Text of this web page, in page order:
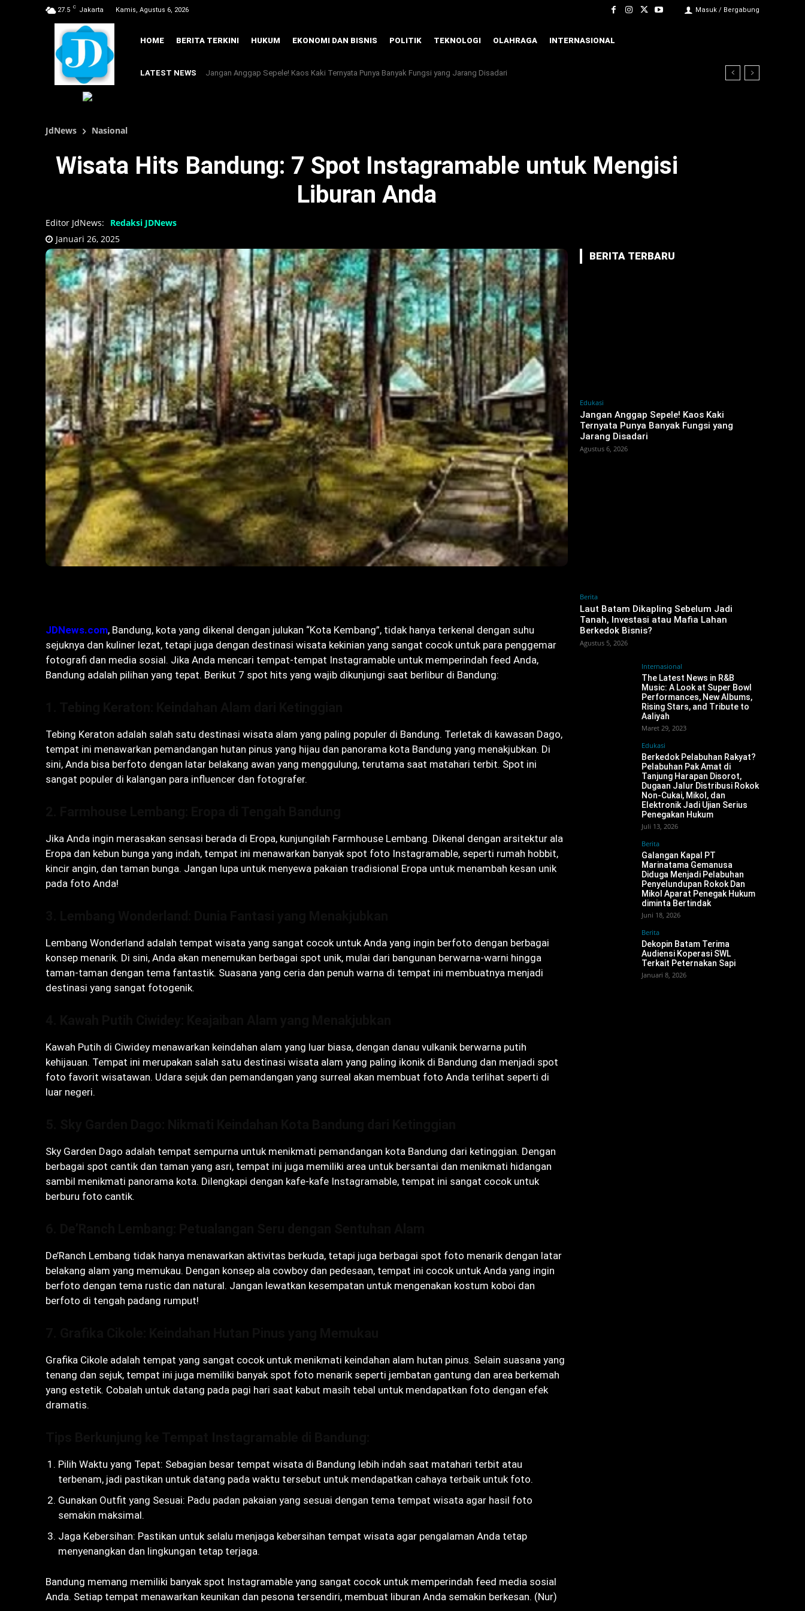
27.5 C Jakarta Kamis, Agustus 6, 2026 Masuk / Bergabung
HOME BERITA TERKINI HUKUM EKONOMI DAN BISNIS POLITIK TEKNOLOGI OLAHRAGA INTERNASIONAL
LATEST NEWS Jangan Anggap Sepele! Kaos Kaki Ternyata Punya Banyak Fungsi yang Jarang Disadari
JdNews Nasional
Wisata Hits Bandung: 7 Spot Instagramable untuk Mengisi
Liburan Anda
Editor JdNews:
Redaksi JDNews
Januari 26, 2025
JDNews.com, Bandung, kota yang dikenal dengan julukan “Kota Kembang”, tidak hanya terkenal dengan suhu
sejuknya dan kuliner lezat, tetapi juga dengan destinasi wisata kekinian yang sangat cocok untuk para penggemar
fotografi dan media sosial. Jika Anda mencari tempat-tempat Instagramable untuk memperindah feed Anda,
Bandung adalah pilihan yang tepat. Berikut 7 spot hits yang wajib dikunjungi saat berlibur di Bandung:
Tebing Keraton adalah salah satu destinasi wisata alam yang paling populer di Bandung. Terletak di kawasan Dago,
tempat ini menawarkan pemandangan hutan pinus yang hijau dan panorama kota Bandung yang menakjubkan. Di
sini, Anda bisa berfoto dengan latar belakang awan yang menggulung, terutama saat matahari terbit. Spot ini
sangat populer di kalangan para influencer dan fotografer.
Jika Anda ingin merasakan sensasi berada di Eropa, kunjungilah Farmhouse Lembang. Dikenal dengan arsitektur ala
Eropa dan kebun bunga yang indah, tempat ini menawarkan banyak spot foto Instagramable, seperti rumah hobbit,
kincir angin, dan taman bunga. Jangan lupa untuk menyewa pakaian tradisional Eropa untuk menambah kesan unik
pada foto Anda!
Lembang Wonderland adalah tempat wisata yang sangat cocok untuk Anda yang ingin berfoto dengan berbagai
konsep menarik. Di sini, Anda akan menemukan berbagai spot unik, mulai dari bangunan berwarna-warni hingga
taman-taman dengan tema fantastik. Suasana yang ceria dan penuh warna di tempat ini membuatnya menjadi
destinasi yang sangat fotogenik.
Kawah Putih di Ciwidey menawarkan keindahan alam yang luar biasa, dengan danau vulkanik berwarna putih
kehijauan. Tempat ini merupakan salah satu destinasi wisata alam yang paling ikonik di Bandung dan menjadi spot
foto favorit wisatawan. Udara sejuk dan pemandangan yang surreal akan membuat foto Anda terlihat seperti di
luar negeri.
Sky Garden Dago adalah tempat sempurna untuk menikmati pemandangan kota Bandung dari ketinggian. Dengan
berbagai spot cantik dan taman yang asri, tempat ini juga memiliki area untuk bersantai dan menikmati hidangan
sambil menikmati panorama kota. Dilengkapi dengan kafe-kafe Instagramable, tempat ini sangat cocok untuk
berburu foto cantik.
De’Ranch Lembang tidak hanya menawarkan aktivitas berkuda, tetapi juga berbagai spot foto menarik dengan latar
belakang alam yang memukau. Dengan konsep ala cowboy dan pedesaan, tempat ini cocok untuk Anda yang ingin
berfoto dengan tema rustic dan natural. Jangan lewatkan kesempatan untuk mengenakan kostum koboi dan
berfoto di tengah padang rumput!
Grafika Cikole adalah tempat yang sangat cocok untuk menikmati keindahan alam hutan pinus. Selain suasana yang
tenang dan sejuk, tempat ini juga memiliki banyak spot foto menarik seperti jembatan gantung dan area berkemah
yang estetik. Cobalah untuk datang pada pagi hari saat kabut masih tebal untuk mendapatkan foto dengan efek
dramatis.
Pilih Waktu yang Tepat: Sebagian besar tempat wisata di Bandung lebih indah saat matahari terbit atau
terbenam, jadi pastikan untuk datang pada waktu tersebut untuk mendapatkan cahaya terbaik untuk foto.
Gunakan Outfit yang Sesuai: Padu padan pakaian yang sesuai dengan tema tempat wisata agar hasil foto
semakin maksimal.
Jaga Kebersihan: Pastikan untuk selalu menjaga kebersihan tempat wisata agar pengalaman Anda tetap
menyenangkan dan lingkungan tetap terjaga.
Bandung memang memiliki banyak spot Instagramable yang sangat cocok untuk memperindah feed media sosial
Anda. Setiap tempat menawarkan keunikan dan pesona tersendiri, membuat liburan Anda semakin berkesan. (Nur)
BERITA TERBARU
Edukasi
Jangan Anggap Sepele! Kaos Kaki
Ternyata Punya Banyak Fungsi yang
Jarang Disadari
Agustus 6, 2026
Berita
‎Laut Batam Dikapling Sebelum Jadi
Tanah, Investasi atau Mafia Lahan
Berkedok Bisnis?
Agustus 5, 2026
Internasional
The Latest News in R&B
Music: A Look at Super Bowl
Performances, New Albums,
Rising Stars, and Tribute to
Aaliyah
Maret 29, 2023
Edukasi
Berkedok Pelabuhan Rakyat?
Pelabuhan Pak Amat di
Tanjung Harapan Disorot,
Dugaan Jalur Distribusi Rokok
Non-Cukai, Mikol, dan
Elektronik Jadi Ujian Serius
Penegakan Hukum ‎
Juli 13, 2026
Berita
‎Galangan Kapal PT
Marinatama Gemanusa
Diduga Menjadi Pelabuhan
Penyelundupan Rokok Dan
Mikol Aparat Penegak Hukum
diminta Bertindak
Juni 18, 2026
Berita
Dekopin Batam Terima
Audiensi Koperasi SWL
Terkait Peternakan Sapi
Januari 8, 2026